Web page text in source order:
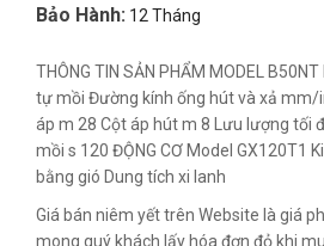
Bảo Hành: 12 Tháng
THÔNG TIN SẢN PHẨM MODEL
tự mồi Đường kính ống hút và xả
áp m 28 Cột áp hút m 8 Lưu lượng tối
mồi s 120 ĐỘNG CƠ Model GX120T1
bằng gió Dung tích xi lanh
Giá bán niêm yết trên Website là giá
mong quý khách lấy hóa đơn đỏ khi